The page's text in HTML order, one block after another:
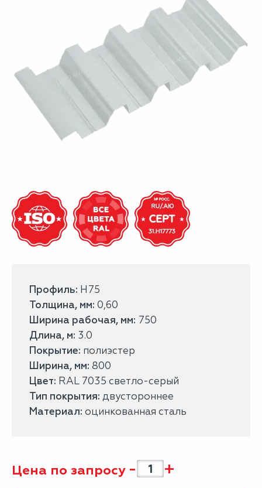
Профиль: Н75
Толщина, мм: 0,60
Ширина рабочая, мм: 750
Длина, м: 3.0
Покрытие: полиэстер
Ширина, мм: 800
Цвет: RAL 7035 светло-серый
Тип покрытия: двустороннее
Материал: оцинкованная сталь
Цена по запросу - +